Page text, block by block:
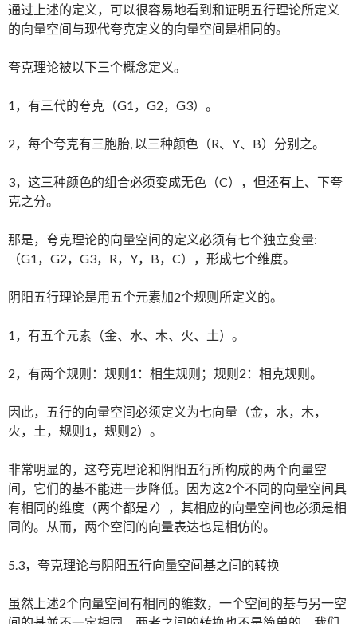
通过上述的定义，可以很容易地看到和证明五行理论所定义
的向量空间与现代夸克定义的向量空间是相同的。
夸克理论被以下三个概念定义。
1，有三代的夸克（G1，G2，G3）。
2，每个夸克有三胞胎, 以三种颜色（R、Y、B）分别之。
3，这三种颜色的组合必须变成无色（C），但还有上、下夸
克之分。
那是，夸克理论的向量空间的定义必须有七个独立变量:
（G1，G2，G3，R，Y，B，C），形成七个维度。
阴阳五行理论是用五个元素加2个规则所定义的。
1，有五个元素（金、水、木、火、土）。
2，有两个规则：规则1：相生规则；规则2：相克规则。
因此，五行的向量空间必须定义为七向量（金，水，木，
火，土，规则1，规则2）。
非常明显的，这夸克理论和阴阳五行所构成的两个向量空
间，它们的基不能进一步降低。因为这2个不同的向量空间具
有相同的维度（两个都是7），其相应的向量空间也必须是相
同的。从而，两个空间的向量表达也是相仿的。
5.3，夸克理论与阴阳五行向量空间基之间的转换
虽然上述2个向量空间有相同的維数，一个空间的基与另一空